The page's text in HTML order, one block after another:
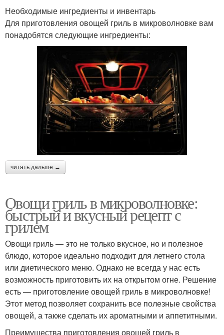
Необходимые ингредиенты и инвентарь
Для приготовления овощей гриль в микроволновке вам
понадобятся следующие ингредиенты:
читать дальше →
Овощи гриль в микроволновке:
быстрый и вкусный рецепт с
грилем
Овощи гриль — это не только вкусное, но и полезное
блюдо, которое идеально подходит для летнего стола
или диетического меню. Однако не всегда у нас есть
возможность приготовить их на открытом огне. Решение
есть — приготовление овощей гриль в микроволновке!
Этот метод позволяет сохранить все полезные свойства
овощей, а также сделать их ароматными и аппетитными.
Преимущества приготовления овощей гриль в